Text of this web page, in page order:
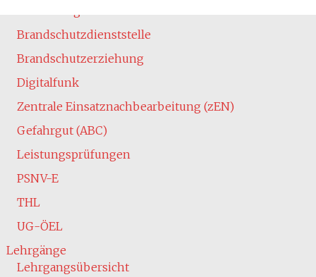
Brandschutzdienststelle
Brandschutzerziehung
Digitalfunk
Zentrale Einsatznachbearbeitung (zEN)
Gefahrgut (ABC)
Leistungsprüfungen
PSNV-E
THL
UG-ÖEL
Lehrgänge
Lehrgangsübersicht